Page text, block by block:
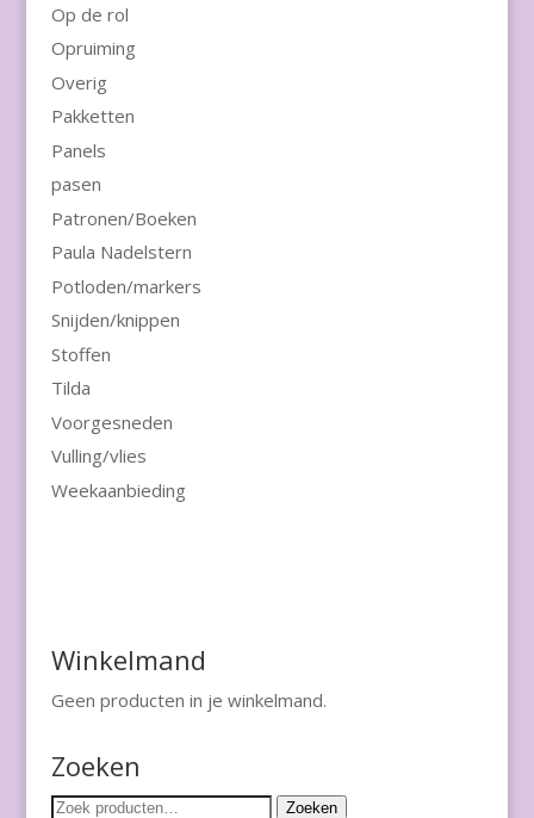
Op de rol
Opruiming
Overig
Pakketten
Panels
pasen
Patronen/Boeken
Paula Nadelstern
Potloden/markers
Snijden/knippen
Stoffen
Tilda
Voorgesneden
Vulling/vlies
Weekaanbieding
Winkelmand
Geen producten in je winkelmand.
Zoeken
Zoeken
Zoeken